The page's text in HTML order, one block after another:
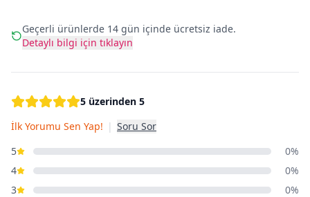
Geçerli ürünlerde 14 gün içinde ücretsiz iade.
Detaylı bilgi için tıklayın
5 üzerinden 5
İlk Yorumu Sen Yap! | Soru Sor
5
0%
4
0%
3
0%